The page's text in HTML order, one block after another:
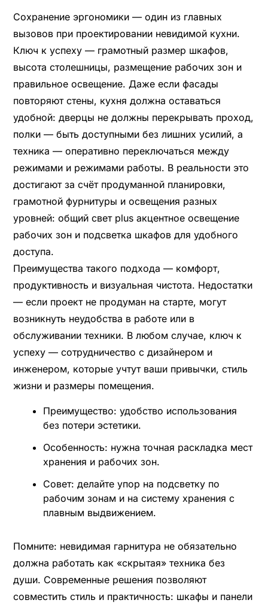
Сохранение эргономики — один из главных
вызовов при проектировании невидимой кухни.
Ключ к успеху — грамотный размер шкафов,
высота столешницы, размещение рабочих зон и
правильное освещение. Даже если фасады
повторяют стены, кухня должна оставаться
удобной: дверцы не должны перекрывать проход,
полки — быть доступными без лишних усилий, а
техника — оперативно переключаться между
режимами и режимами работы. В реальности это
достигают за счёт продуманной планировки,
грамотной фурнитуры и освещения разных
уровней: общий свет plus акцентное освещение
рабочих зон и подсветка шкафов для удобного
доступа.
Преимущества такого подхода — комфорт,
продуктивность и визуальная чистота. Недостатки
— если проект не продуман на старте, могут
возникнуть неудобства в работе или в
обслуживании техники. В любом случае, ключ к
успеху — сотрудничество с дизайнером и
инженером, которые учтут ваши привычки, стиль
жизни и размеры помещения.
Преимущество: удобство использования
без потери эстетики.
Особенность: нужна точная раскладка мест
хранения и рабочих зон.
Совет: делайте упор на подсветку по
рабочим зонам и на систему хранения с
плавным выдвижением.
Помните: невидимая гарнитура не обязательно
должна работать как «скрытая» техника без
души. Современные решения позволяют
совместить стиль и практичность: шкафы и панели